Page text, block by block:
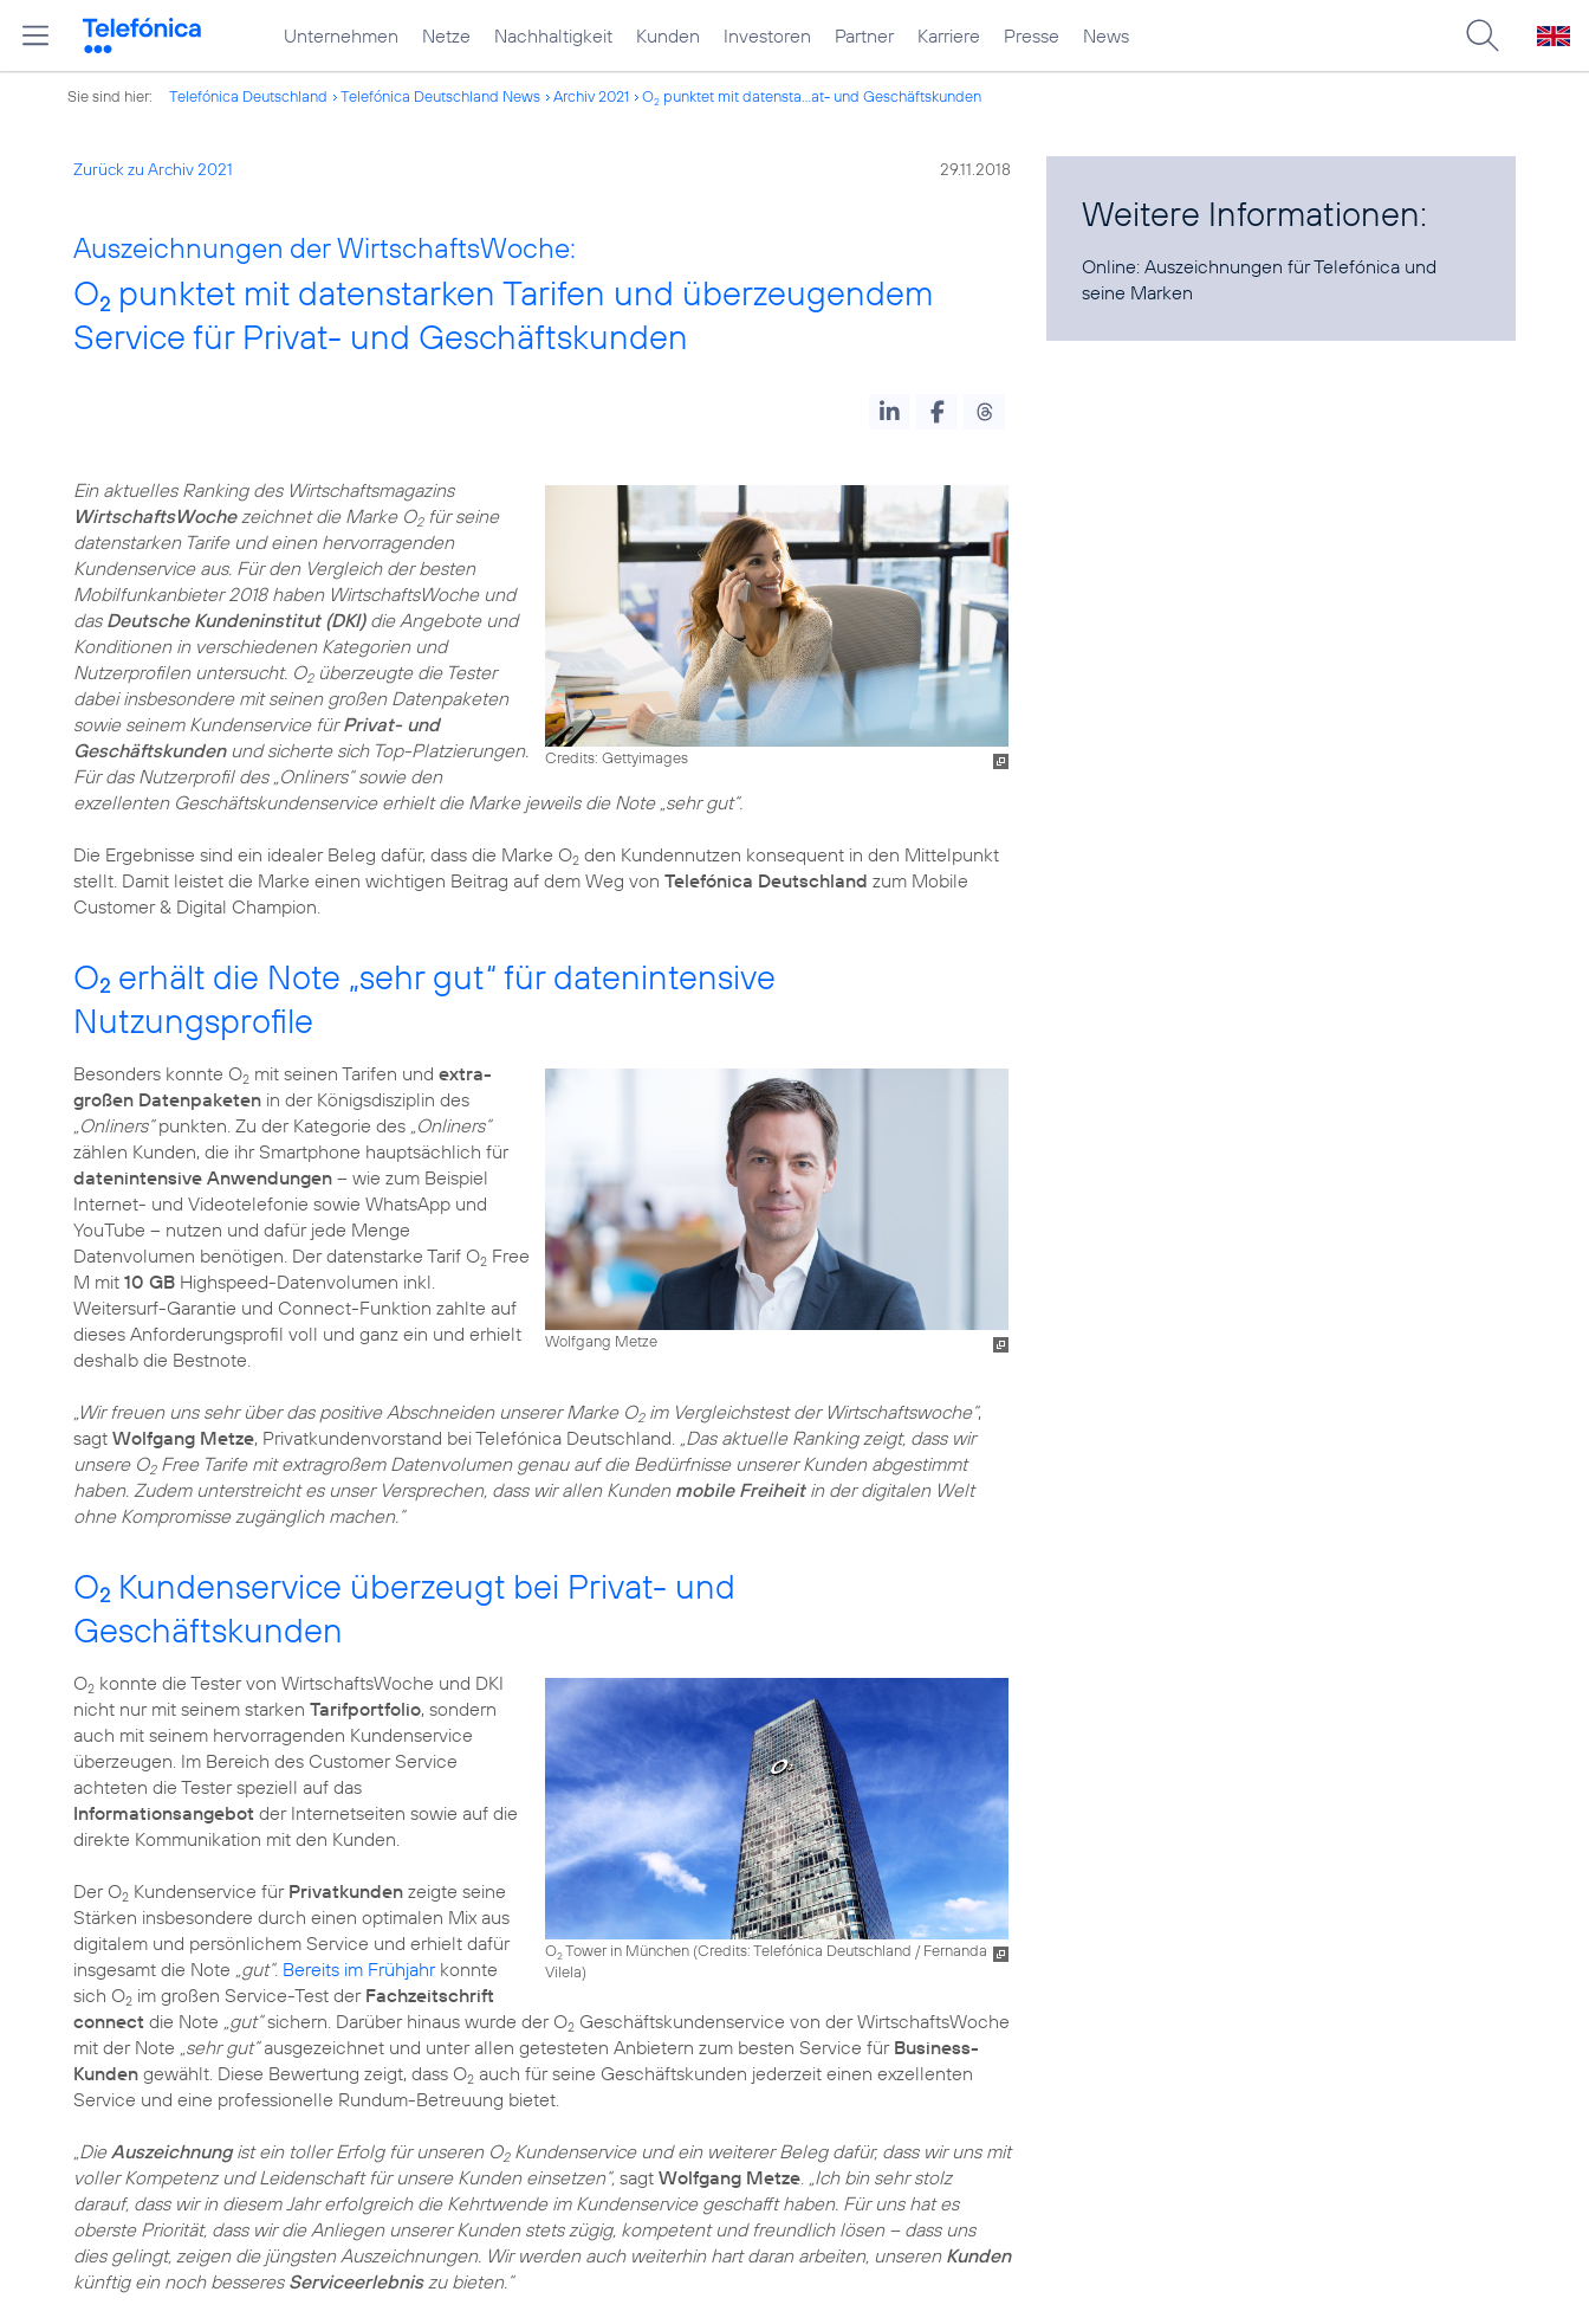
Unternehmen Netze Nachhaltigkeit Kunden Investoren Partner Karriere Presse News
Sie sind hier: Telefónica Deutschland Telefónica Deutschland News Archiv 2021 O2 punktet mit datensta...at- und Geschäftskunden
Zurück zu Archiv 2021 29.11.2018
Auszeichnungen der WirtschaftsWoche:
O2 punktet mit datenstarken Tarifen und überzeugendem
Service für Privat- und Geschäftskunden
Credits: Gettyimages
Ein aktuelles Ranking des Wirtschaftsmagazins
WirtschaftsWochezeichnet die Marke O2für seine
datenstarken Tarife und einen hervorragenden
Kundenservice aus. Für den Vergleich der besten
Mobilfunkanbieter 2018 haben WirtschaftsWoche und
das Deutsche Kundeninstitut (DKI)die Angebote und
Konditionen in verschiedenen Kategorien und
Nutzerprofilen untersucht. O2überzeugte die Tester
dabei insbesondere mit seinen großen Datenpaketen
sowie seinem Kundenservice fürPrivat- und
Geschäftskundenund sicherte sich Top-Platzierungen.
Für das Nutzerprofil des „Onliners“ sowie den
exzellenten Geschäftskundenservice erhielt die Marke jeweils die Note „sehr gut“.
Die Ergebnisse sind ein idealer Beleg dafür, dass die Marke O2 den Kundennutzen konsequent in den Mittelpunkt
stellt. Damit leistet die Marke einen wichtigen Beitrag auf dem Weg von Telefónica Deutschland zum Mobile
Customer & Digital Champion.
O2 erhält die Note „sehr gut“ für datenintensive
Nutzungsprofile
Wolfgang Metze
Besonders konnte O2 mit seinen Tarifen und extra-
großen Datenpaketen in der Königsdisziplin des
„Onliners“punkten. Zu der Kategorie des „Onliners“
zählen Kunden, die ihr Smartphone hauptsächlich für
datenintensive Anwendungen – wie zum Beispiel
Internet- und Videotelefonie sowie WhatsApp und
YouTube – nutzen und dafür jede Menge
Datenvolumen benötigen. Der datenstarke Tarif O2 Free
M mit 10 GB Highspeed-Datenvolumen inkl.
Weitersurf-Garantie und Connect-Funktion zahlte auf
dieses Anforderungsprofil voll und ganz ein und erhielt
deshalb die Bestnote.
„Wir freuen uns sehr über das positive Abschneiden unserer Marke O2im Vergleichstest der Wirtschaftswoche“,
sagt Wolfgang Metze, Privatkundenvorstand bei Telefónica Deutschland. „Das aktuelle Ranking zeigt, dass wir
unsere O2Free Tarife mit extragroßem Datenvolumen genau auf die Bedürfnisse unserer Kunden abgestimmt
haben. Zudem unterstreicht es unser Versprechen, dass wir allen Kunden mobile Freiheitin der digitalen Welt
ohne Kompromisse zugänglich machen.“
O2 Kundenservice überzeugt bei Privat- und
Geschäftskunden
O2Tower in München (Credits: Telefónica Deutschland / Fernanda
Vilela)
O2 konnte die Tester von WirtschaftsWoche und DKI
nicht nur mit seinem starken Tarifportfolio, sondern
auch mit seinem hervorragenden Kundenservice
überzeugen. Im Bereich des Customer Service
achteten die Tester speziell auf das
Informationsangebot der Internetseiten sowie auf die
direkte Kommunikation mit den Kunden.
Der O2 Kundenservice für Privatkunden zeigte seine
Stärken insbesondere durch einen optimalen Mix aus
digitalem und persönlichem Service und erhielt dafür
insgesamt die Note „gut“. Bereits im Frühjahrkonnte
sich O2 im großen Service-Test der Fachzeitschrift
connect die Note „gut“sichern. Darüber hinaus wurde der O2 Geschäftskundenservice von der WirtschaftsWoche
mit der Note „sehr gut“ausgezeichnet und unter allen getesteten Anbietern zum besten Service für Business-
Kunden gewählt. Diese Bewertung zeigt, dass O2 auch für seine Geschäftskunden jederzeit einen exzellenten
Service und eine professionelle Rundum-Betreuung bietet.
„DieAuszeichnungist ein toller Erfolg für unseren O2Kundenservice und ein weiterer Beleg dafür, dass wir uns mit
voller Kompetenz und Leidenschaft für unsere Kunden einsetzen“, sagt Wolfgang Metze. „Ich bin sehr stolz
darauf, dass wir in diesem Jahr erfolgreich die Kehrtwende im Kundenservice geschafft haben. Für uns hat es
oberste Priorität, dass wir die Anliegen unserer Kunden stets zügig, kompetent und freundlich lösen – dass uns
dies gelingt, zeigen die jüngsten Auszeichnungen. Wir werden auch weiterhin hart daran arbeiten, unseren Kunden
künftig ein noch besseres Serviceerlebniszu bieten.“
Weitere Informationen:
Online:Auszeichnungen für Telefónica und
seine Marken